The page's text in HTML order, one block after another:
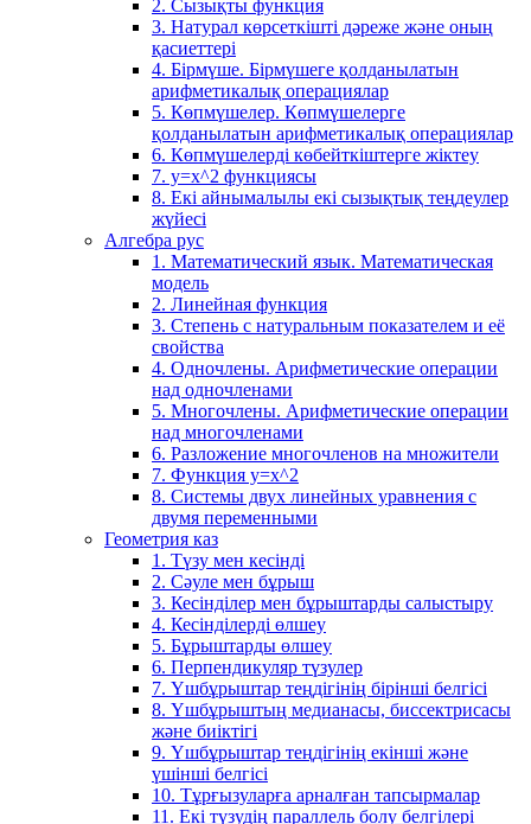
2. Сызықты функция
3. Натурал көрсеткішті дәреже және оның
қасиеттері
4. Бірмүше. Бірмүшеге қолданылатын
арифметикалық операциялар
5. Көпмүшелер. Көпмүшелерге
қолданылатын арифметикалық операциялар
6. Көпмүшелерді көбейткіштерге жіктеу
7. у=х^2 функциясы
8. Екі айнымалылы екі сызықтық теңдеулер
жүйесі
Алгебра рус
1. Математический язык. Математическая
модель
2. Линейная функция
3. Степень с натуральным показателем и её
свойства
4. Одночлены. Арифметические операции
над одночленами
5. Многочлены. Арифметические операции
над многочленами
6. Разложение многочленов на множители
7. Функция y=x^2
8. Системы двух линейных уравнения с
двумя переменными
Геометрия каз
1. Түзу мен кесінді
2. Сәуле мен бұрыш
3. Кесінділер мен бұрыштарды салыстыру
4. Кесінділерді өлшеу
5. Бұрыштарды өлшеу
6. Перпендикуляр түзулер
7. Үшбұрыштар теңдігінің бірінші белгісі
8. Үшбұрыштың медианасы, биссектрисасы
және биіктігі
9. Үшбұрыштар теңдігінің екінші және
үшінші белгісі
10. Тұрғызуларға арналған тапсырмалар
11. Екі түзудің параллель болу белгілері